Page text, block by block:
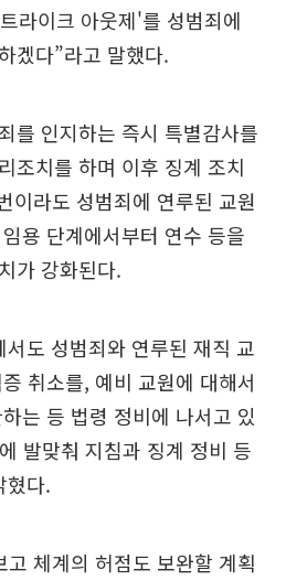
라이크 아웃제'를 성범죄에
겠다”라고 말했다.
를 인지하는 즉시 특별감사를
조치를 하며 이후 징계 조치
이라도 성범죄에 연루된 교원
용 단계에서부터 연수 등을
가 강화된다.
도 성범죄와 연루된 재직 교
취소를, 예비 교원에 대해서
는 등 법령 정비에 나서고 있
발맞춰 지침과 징계 정비 등
혔다.
체계의 허점도 보완할 계획